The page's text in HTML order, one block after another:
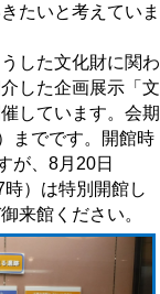
たいと考えていま
した文化財に関わ
した企画展示「文
しています。会期
までです。開館時
が、8月20日
時）は特別開館し
来館ください。